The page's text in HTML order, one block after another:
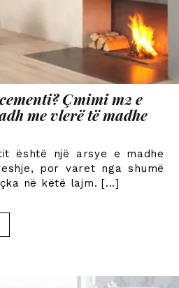
Çmimi m2 e
me vlerë të madhe
është një arsye e madhe
por varet nga shumë
në këtë lajm. [...]